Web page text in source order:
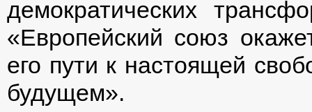
демократических
«Европейский союз
его пути к настоящей
будущем».